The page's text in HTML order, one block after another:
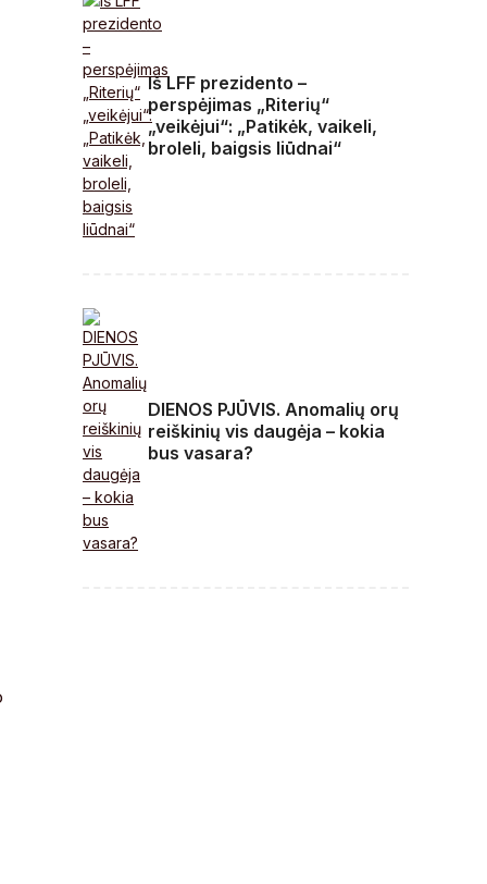
Iš LFF prezidento –
perspėjimas „Riterių“
„veikėjui“: „Patikėk, vaikeli,
broleli, baigsis liūdnai“
DIENOS PJŪVIS. Anomalių orų
reiškinių vis daugėja – kokia
bus vasara?